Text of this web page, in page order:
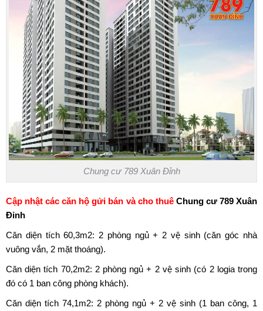
Chung cư 789 Xuân Đỉnh
Cập nhật các căn hộ gửi bán và cho thuê Chung cư 789 Xuân
Đỉnh
Căn diện tích 60,3m2: 2 phòng ngủ + 2 vệ sinh (căn góc nhà
vuông vắn, 2 mặt thoáng).
Căn diện tích 70,2m2: 2 phòng ngủ + 2 vệ sinh (có 2 logia trong
đó có 1 ban công phòng khách).
Căn diện tích 74,1m2: 2 phòng ngủ + 2 vệ sinh (1 ban công, 1